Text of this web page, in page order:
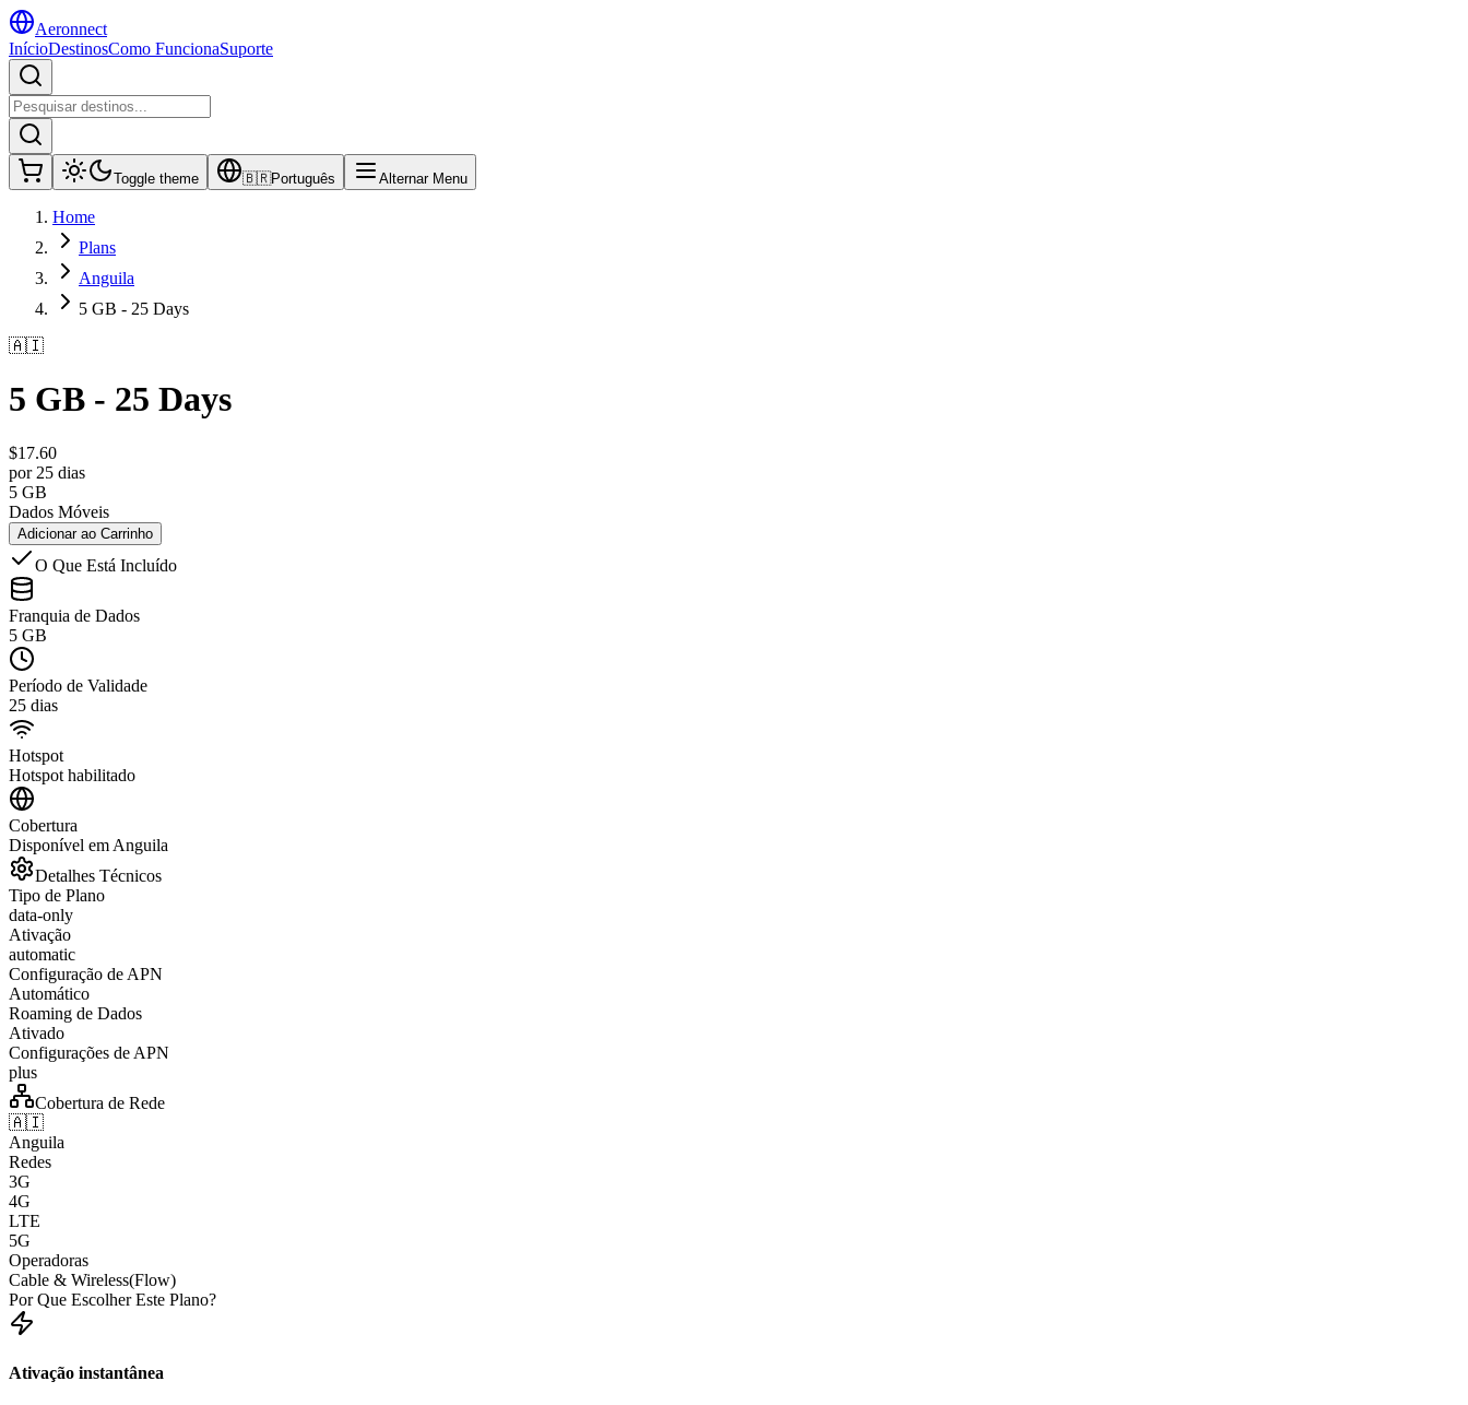
Aeronnect
InícioDestinosComo FuncionaSuporte
Toggle theme 🇧🇷Português Alternar Menu
Home
Plans
Anguila
5 GB - 25 Days
🇦🇮
5 GB - 25 Days
$17.60
por 25 dias
5 GB
Dados Móveis
Adicionar ao Carrinho
O Que Está Incluído
Franquia de Dados
5 GB
Período de Validade
25 dias
Hotspot
Hotspot habilitado
Cobertura
Disponível em Anguila
Detalhes Técnicos
Tipo de Plano
data-only
Ativação
automatic
Configuração de APN
Automático
Roaming de Dados
Ativado
Configurações de APN
plus
Cobertura de Rede
🇦🇮
Anguila
Redes
3G
4G
LTE
5G
Operadoras
Cable & Wireless(Flow)
Por Que Escolher Este Plano?
Ativação instantânea